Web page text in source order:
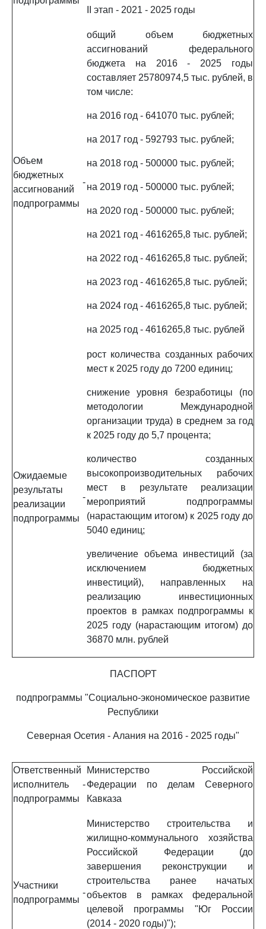
II этап - 2021 - 2025 годы
Объем
бюджетных
ассигнований
подпрограммы
-
общий объем бюджетных
ассигнований федерального
бюджета на 2016 - 2025 годы
составляет 25780974,5 тыс. рублей, в
том числе:
на 2016 год - 641070 тыс. рублей;
на 2017 год - 592793 тыс. рублей;
на 2018 год - 500000 тыс. рублей;
на 2019 год - 500000 тыс. рублей;
на 2020 год - 500000 тыс. рублей;
на 2021 год - 4616265,8 тыс. рублей;
на 2022 год - 4616265,8 тыс. рублей;
на 2023 год - 4616265,8 тыс. рублей;
на 2024 год - 4616265,8 тыс. рублей;
на 2025 год - 4616265,8 тыс. рублей
Ожидаемые
результаты
реализации
подпрограммы
-
рост количества созданных рабочих
мест к 2025 году до 7200 единиц;
снижение уровня безработицы (по
методологии Международной
организации труда) в среднем за год
к 2025 году до 5,7 процента;
количество созданных
высокопроизводительных рабочих
мест в результате реализации
мероприятий подпрограммы
(нарастающим итогом) к 2025 году до
5040 единиц;
увеличение объема инвестиций (за
исключением бюджетных
инвестиций), направленных на
реализацию инвестиционных
проектов в рамках подпрограммы к
2025 году (нарастающим итогом) до
36870 млн. рублей
ПАСПОРТ
подпрограммы "Социально-экономическое развитие
Республики
Северная Осетия - Алания на 2016 - 2025 годы"
Ответственный
исполнитель
подпрограммы
-
Министерство Российской
Федерации по делам Северного
Кавказа
Участники
подпрограммы
-
Министерство строительства и
жилищно-коммунального хозяйства
Российской Федерации (до
завершения реконструкции и
строительства ранее начатых
объектов в рамках федеральной
целевой программы "Юг России
(2014 - 2020 годы)");